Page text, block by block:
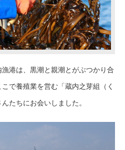
港は、黒潮と親潮とがぶつかり合
で養殖業を営む「蔵内之芽組（く
たちにお会いしました。